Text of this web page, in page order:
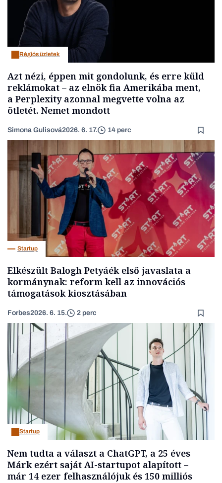
Régiós üzletek
Azt nézi, éppen mit gondolunk, és erre küld
reklámokat – az elnök fia Amerikába ment,
a Perplexity azonnal megvette volna az
ötletét. Nemet mondott
Simona Gulisová2026. 6. 17. 14 perc
Startup
Elkészült Balogh Petyáék első javaslata a
kormánynak: reform kell az innovációs
támogatások kiosztásában
Forbes2026. 6. 15. 2 perc
Startup
Nem tudta a választ a ChatGPT, a 25 éves
Márk ezért saját AI-startupot alapított –
már 14 ezer felhasználójuk és 150 milliós